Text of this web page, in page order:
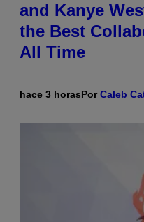
and Kanye
the Best
All Time
hace 3 horasPorCaleb